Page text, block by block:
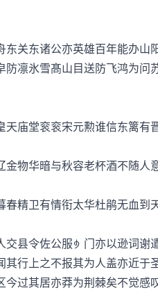
东诸公亦英雄百年能办山
凛氷雪髙山目送防飞鸿为问
堂衮衮宋元勲谁信东篱有
华暗与秋容老杯酒不随人
卫有情衔太华杜鹃无血到
县令佐公服门亦以逊词谢
行上之不报其为人盖亦近于
过其居亦莽为荆棘矣不觉感